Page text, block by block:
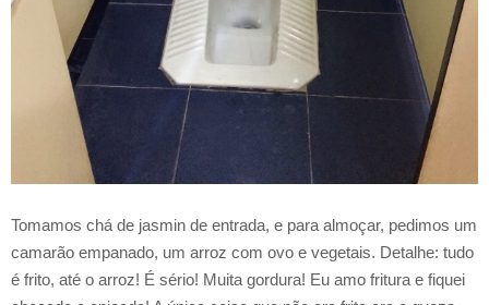
Tomamos chá de jasmin de entrada, e para almoçar, pedimos um
camarão empanado, um arroz com ovo e vegetais. Detalhe: tudo
é frito, até o arroz! É sério! Muita gordura! Eu amo fritura e fiquei